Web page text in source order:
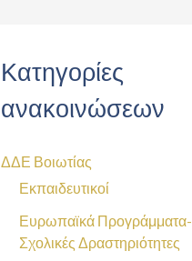
Κατηγορίες
ανακοινώσεων
ΔΔΕ Βοιωτίας
Εκπαιδευτικοί
Ευρωπαϊκά Προγράμματα-
Σχολικές Δραστηριότητες